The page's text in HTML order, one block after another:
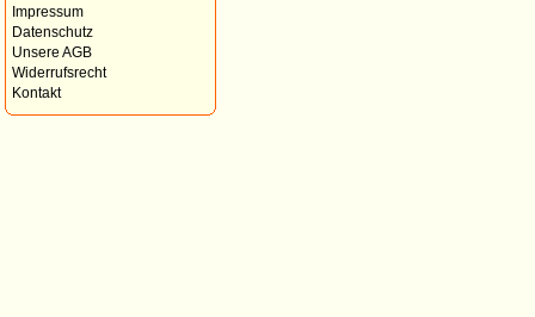
Impressum
Datenschutz
Unsere AGB
Widerrufsrecht
Kontakt